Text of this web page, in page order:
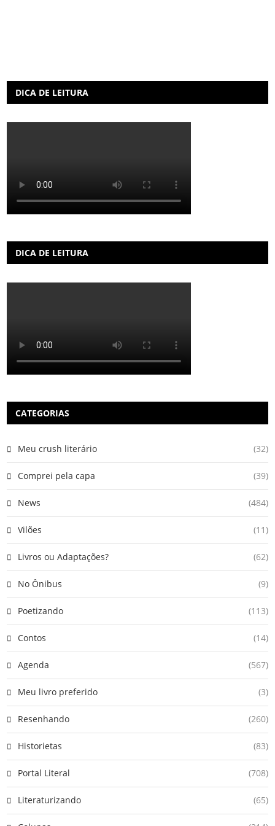
DICA DE LEITURA
DICA DE LEITURA
CATEGORIAS
Meu crush literário (32)
Comprei pela capa (39)
News (484)
Vilões (11)
Livros ou Adaptações? (62)
No Ônibus (9)
Poetizando (113)
Contos (14)
Agenda (567)
Meu livro preferido (3)
Resenhando (260)
Historietas (83)
Portal Literal (708)
Literaturizando (65)